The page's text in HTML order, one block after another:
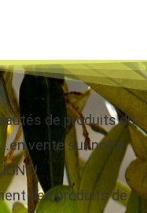
de produits du
vente sur notre
des produits de